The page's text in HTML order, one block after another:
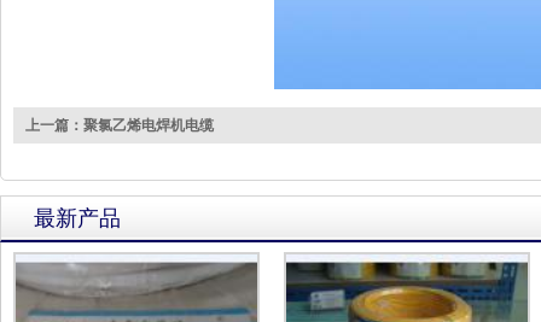
上一篇：聚氯乙烯电焊机电缆
最新产品